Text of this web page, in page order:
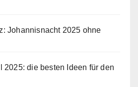
Johannisnacht 2025 ohne
2025: die besten Ideen für den